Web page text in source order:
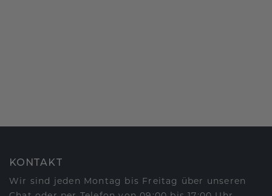
KONTAKT
Wir sind jeden Montag bis Freitag über unseren